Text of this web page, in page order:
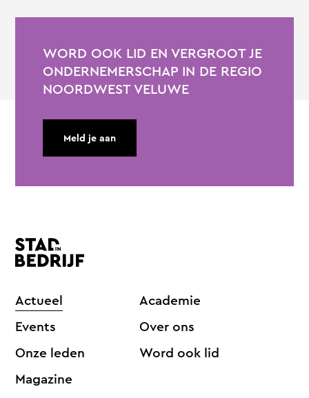
WORD OOK LID EN VERGROOT JE
ONDERNEMERSCHAP IN DE REGIO
NOORDWEST VELUWE
Meld je aan
Actueel
Events
Onze leden
Magazine
Academie
Over ons
Word ook lid